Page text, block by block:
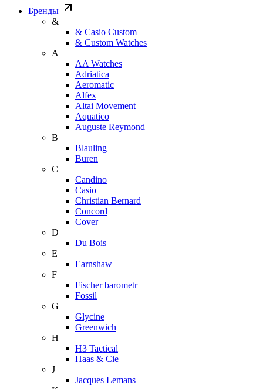
Бренды
&
& Casio Custom
& Custom Watches
A
AA Watches
Adriatica
Aeromatic
Alfex
Altai Movement
Aquatico
Auguste Reymond
B
Blauling
Buren
C
Candino
Casio
Christian Bernard
Concord
Cover
D
Du Bois
E
Earnshaw
F
Fischer barometr
Fossil
G
Glycine
Greenwich
H
H3 Tactical
Haas & Cie
J
Jacques Lemans